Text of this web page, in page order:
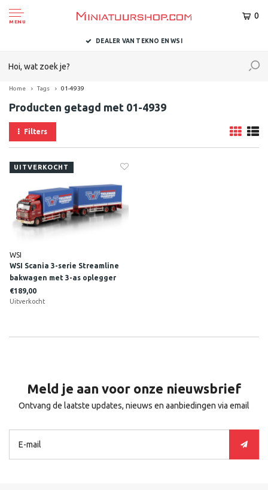
MENU
0
DEALER VAN TEKNO EN WSI
Home Tags 01-4939
Producten getagd met 01-4939
Filters
UITVERKOCHT
WSI
WSI Scania 3-serie Streamline
bakwagen met 3-as oplegger
TIELEMAN
€189,00
Uitverkocht
Meld je aan voor onze nieuwsbrief
Ontvang de laatste updates, nieuws en aanbiedingen via email